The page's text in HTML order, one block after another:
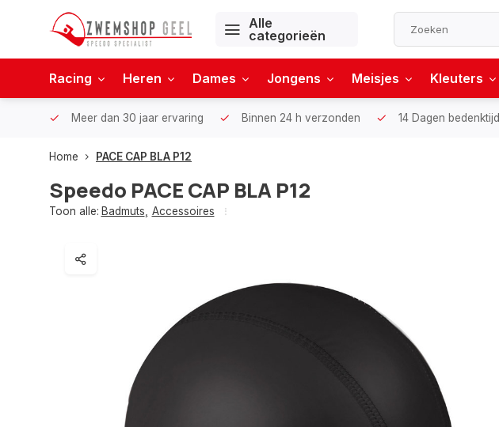
Alle
categorieën
Racing Heren Dames Jongens Meisjes Kleuters
Meer dan 30 jaar ervaring Binnen 24 h verzonden 14 Dagen bedenktijd
Home PACE CAP BLA P12
Speedo PACE CAP BLA P12
Toon alle: Badmuts Accessoires